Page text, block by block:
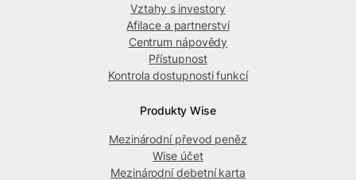
Vztahy s investory
Afilace a partnerství
Centrum nápovědy
Přístupnost
Kontrola dostupnosti funkcí
Produkty Wise
Mezinárodní převod peněz
Wise účet
Mezinárodní debetní karta